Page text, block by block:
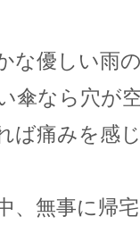
な優しい雨
傘なら穴が
ば痛みを感
、無事に帰